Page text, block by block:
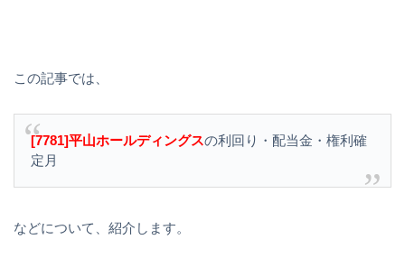
この記事では、
[7781]平山ホールディングスの利回り・配当金・権利確
定月
などについて、紹介します。